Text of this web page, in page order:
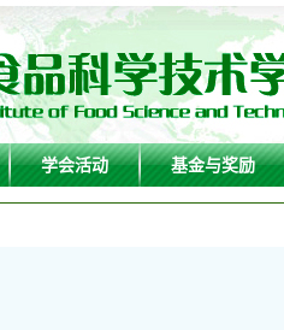
学会活动 基金与奖励